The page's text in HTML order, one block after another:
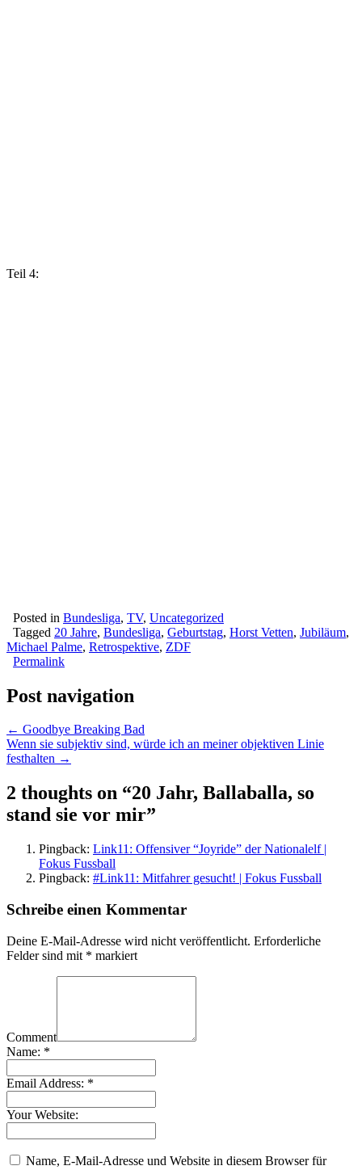
Teil 4:
Posted in Bundesliga, TV, Uncategorized
Tagged 20 Jahre, Bundesliga, Geburtstag, Horst Vetten, Jubiläum,
Michael Palme, Retrospektive, ZDF
Permalink
Post navigation
← Goodbye Breaking Bad
Wenn sie subjektiv sind, würde ich an meiner objektiven Linie
festhalten →
2 thoughts on “20 Jahr, Ballaballa, so
stand sie vor mir”
Pingback: Link11: Offensiver “Joyride” der Nationalelf |
Fokus Fussball
Pingback: #Link11: Mitfahrer gesucht! | Fokus Fussball
Schreibe einen Kommentar
Deine E-Mail-Adresse wird nicht veröffentlicht. Erforderliche
Felder sind mit * markiert
Comment
Name: *
Email Address: *
Your Website:
Name, E-Mail-Adresse und Website in diesem Browser für